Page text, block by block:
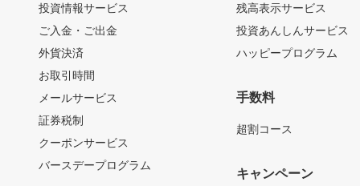
投資情報サービス
ご入金・ご出金
外貨決済
お取引時間
メールサービス
証券税制
クーポンサービス
バースデープログラム
残高表示サービス
投資あんしんサービス
ハッピープログラム
手数料
超割コース
キャンペーン